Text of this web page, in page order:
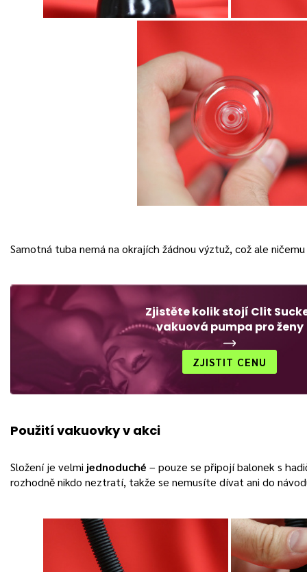
Samotná tuba nemá na okrajích žádnou výztuž, což ale
Zjistěte kolik stojí Clit
vakuová pumpa pro ženy
ZJISTIT CENU
Použití vakuovky v akci
Složení je velmi jednoduché – pouze se připojí balonek s
rozhodně nikdo neztratí, takže se nemusíte dívat ani do